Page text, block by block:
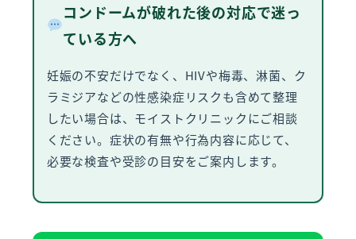
コンドームが破れた後の対応で迷っ
ている方へ
妊娠の不安だけでなく、HIVや梅毒、淋菌、ク
ラミジアなどの性感染症リスクも含めて整理
したい場合は、モイストクリニックにご相談
ください。症状の有無や行為内容に応じて、
必要な検査や受診の目安をご案内します。